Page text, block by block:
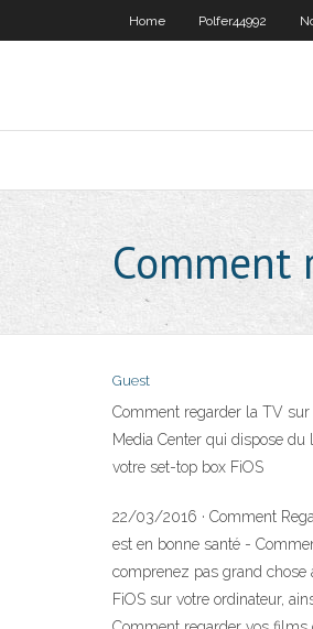
Home Polfer44992
Comment
Guest
Comment regarder la TV
Media Center qui dispose
votre set-top box FiOS
22/03/2016 · Comment
est en bonne santé -
comprenez pas grand chose
FiOS sur votre ordinateur,